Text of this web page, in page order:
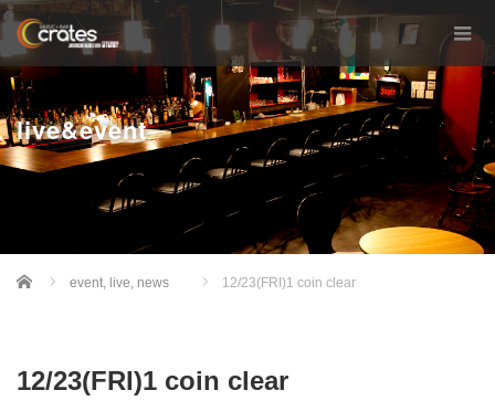
live&event
Home event, live, news 12/23(FRI)1 coin clear
12/23(FRI)1 coin clear